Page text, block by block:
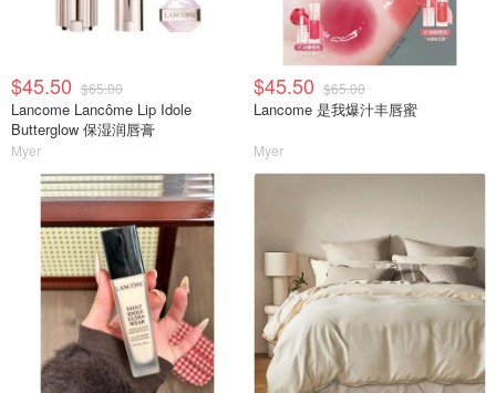
$45.50 $65.00
Lancome Lancôme Lip Idole
Butterglow 保湿润唇膏
Myer
$45.50 $65.00
Lancome 是我爆汁丰唇蜜
Myer